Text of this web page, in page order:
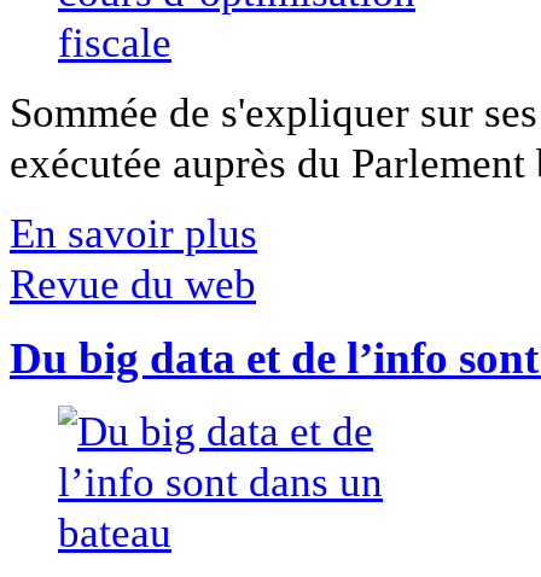
Sommée de s'expliquer sur
exécutée auprès du
En savoir plus
Revue du web
Du big data et de l’info